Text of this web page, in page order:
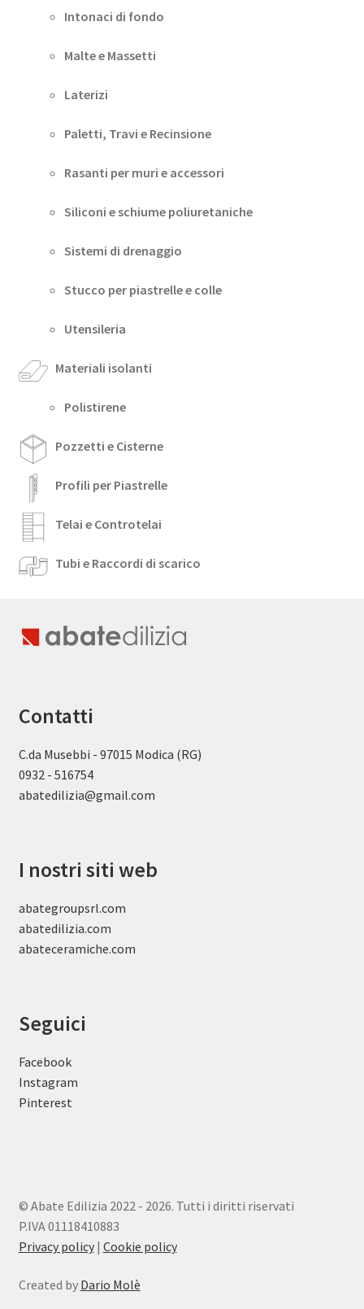
Intonaci di fondo
Malte e Massetti
Laterizi
Paletti, Travi e Recinsione
Rasanti per muri e accessori
Siliconi e schiume poliuretaniche
Sistemi di drenaggio
Stucco per piastrelle e colle
Utensileria
Materiali isolanti
Polistirene
Pozzetti e Cisterne
Profili per Piastrelle
Telai e Controtelai
Tubi e Raccordi di scarico
Contatti
C.da Musebbi - 97015 Modica (RG)
0932 - 516754
abatedilizia@gmail.com
I nostri siti web
abategroupsrl.com
abatedilizia.com
abateceramiche.com
Seguici
Facebook
Instagram
Pinterest
© Abate Edilizia 2022 - 2026. Tutti i diritti riservati
P.IVA 01118410883
Privacy policy| Cookie policy
Created by Dario Molè